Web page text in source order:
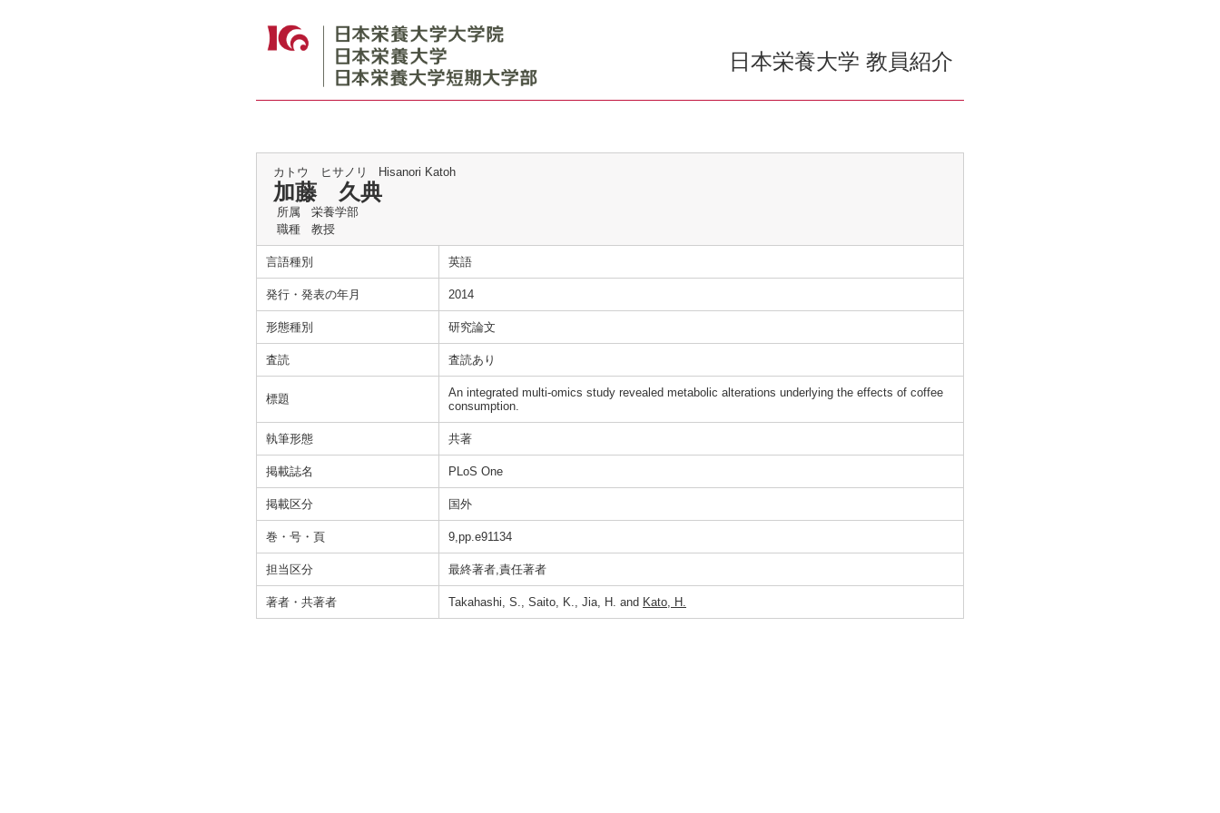
日本栄養大学 教員紹介
カトウ ヒサノリ Hisanori Katoh
加藤 久典
所属
栄養学部
職種
教授
言語種別 英語
発行・発表の年月 2014
形態種別 研究論文
査読 査読あり
標題
An integrated multi-omics study revealed metabolic alterations underlying the effects of coffee
consumption.
執筆形態 共著
掲載誌名 PLoS One
掲載区分 国外
巻・号・頁 9,pp.e91134
担当区分 最終著者,責任著者
著者・共著者 Takahashi, S., Saito, K., Jia, H. and Kato, H.